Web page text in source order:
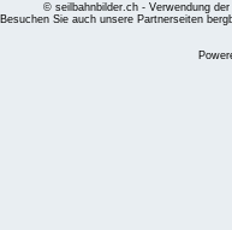
© seilbahnbilder.ch - Verwendung
Besuchen Sie auch unsere Partnerseiten